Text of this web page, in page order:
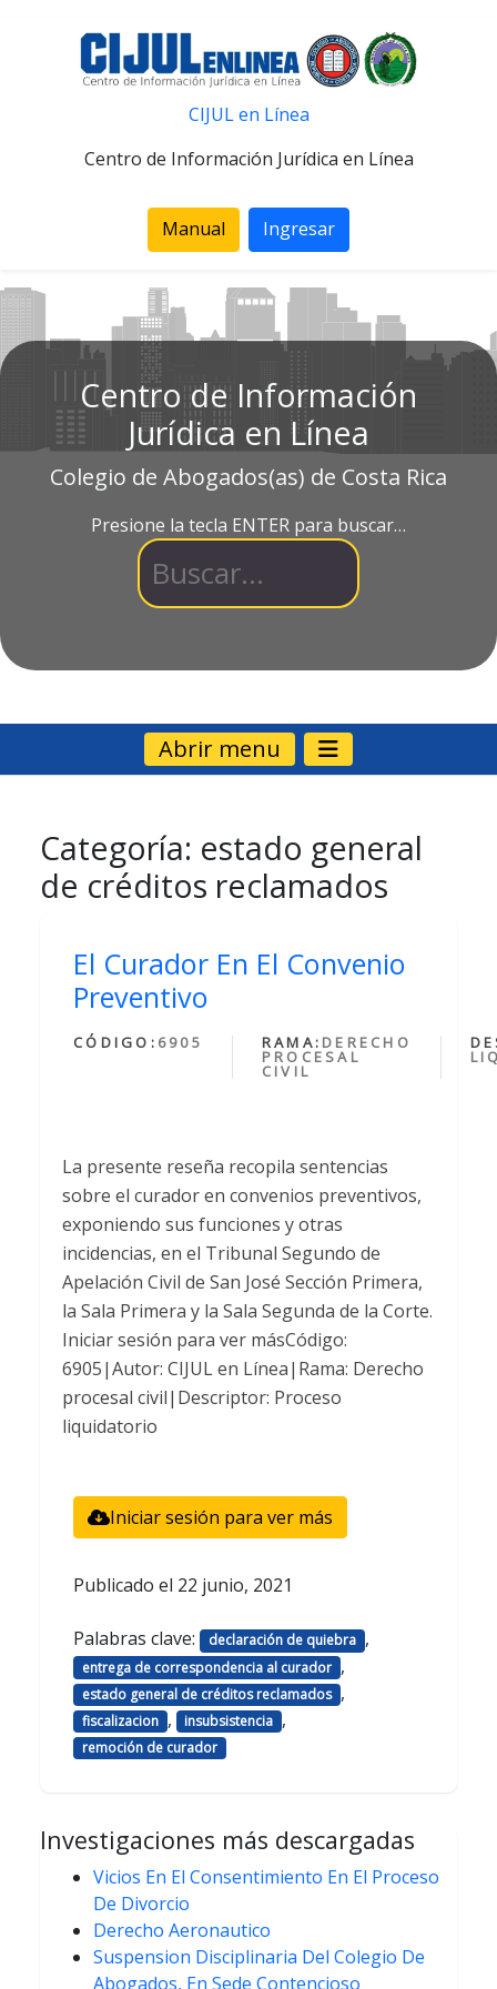
CIJUL en Línea
Centro de Información Jurídica en Línea
Manual Ingresar
Centro de Información
Jurídica en Línea
Colegio de Abogados(as) de Costa Rica
Presione la tecla ENTER para buscar…
Abrir menu
Categoría: estado general
de créditos reclamados
El Curador En El Convenio
Preventivo
CÓDIGO: 6905 RAMA: DERECHO
PROCESAL
CIVIL
La presente reseña recopila sentencias
sobre el curador en convenios preventivos,
exponiendo sus funciones y otras
incidencias, en el Tribunal Segundo de
Apelación Civil de San José Sección Primera,
la Sala Primera y la Sala Segunda de la Corte.
Iniciar sesión para ver másCódigo:
6905|Autor: CIJUL en Línea|Rama: Derecho
procesal civil|Descriptor: Proceso
liquidatorio
Iniciar sesión para ver más
Publicado el 22 junio, 2021
Palabras clave: declaración de quiebra ,
entrega de correspondencia al curador ,
estado general de créditos reclamados ,
fiscalizacion , insubsistencia ,
remoción de curador
Investigaciones más descargadas
Vicios En El Consentimiento En El Proceso
De Divorcio
Derecho Aeronautico
Suspension Disciplinaria Del Colegio De
Abogados, En Sede Contencioso